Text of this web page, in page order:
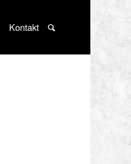
Kontakt